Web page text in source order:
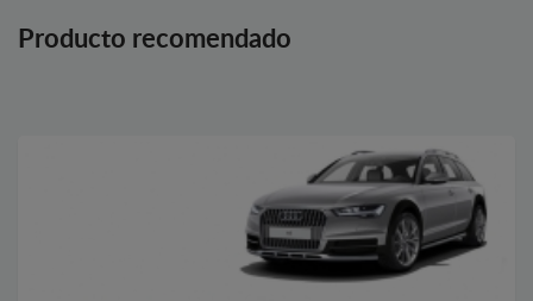
Producto recomendado